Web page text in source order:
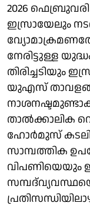
2026
ഇസ്രായേലും
നേരിട്ടുള്ള
തിരിച്ചടിയും
യുഎസ്
താൽക്കാലിക
ഹോർമുസ്
സാമ്പത്തിക
വിപണിയെയും